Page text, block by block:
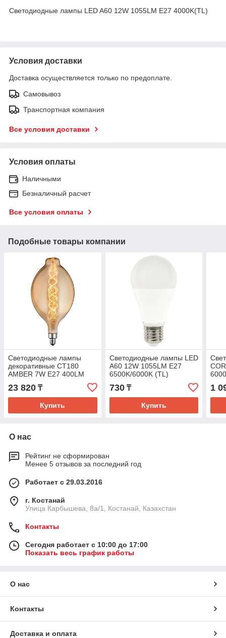
Светодиодные лампы LED A60 12W 1055LM E27 4000K(TL)
Условия доставки
Доставка осуществляется только по предоплате.
Самовывоз
Транспортная компания
Все условия доставки
Условия оплаты
Наличными
Безналичный расчет
Все условия оплаты
Подобные товары компании
Светодиодные лампы
декоративные CT180
AMBER 7W E27 400LM
2700K(TL)
23 820 ₸
Купить
Светодиодные лампы LED
A60 12W 1055LM E27
6500K/6000K (TL)
730₸
Купить
1
О нас
Рейтинг не сформирован
Менее 5 отзывов за последний год
Работает с 29.03.2016
г. Костанай
Улица Карбышева, 8а/1, Костанай, Казахстан
Контакты
Сегодня работает с 10:00 до 17:00
Показать весь график работы
О нас
Контакты
Доставка и оплата